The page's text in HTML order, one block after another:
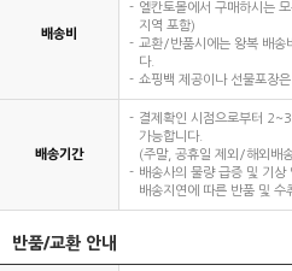
배송비
엘칸토몰에서 구매하시는
지역 포함)
교환/반품시에는 왕복 배송
다.
쇼핑백 제공이나 선물포장
배송기간
결제확인 시점으로부터
가능합니다.
(주말, 공휴일 제외/해외배
배송사의 물량 급증 및 기상
배송지연에 따른 반품 및 수
반품/교환 안내